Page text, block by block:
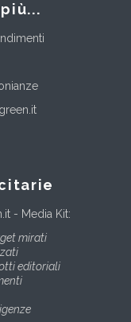
- Media Kit:
mirati
editoriali